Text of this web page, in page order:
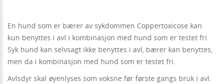
En hund som er bærer av sykdommen Coppertoxicose kan
kun benyttes i avl i kombinasjon med hund som er testet fri.
Syk hund kan selvsagt ikke benyttes i avl, bærer kan benyttes,
men da i kombinasjon med hund som er testet fri.
Avlsdyr skal øyenlyses som voksne før første gangs bruk i avl.